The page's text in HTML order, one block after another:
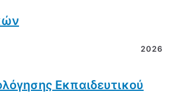
2026
Εκπαιδευτικού